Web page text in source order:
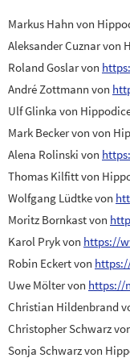
Markus Hahn von
Aleksander Cuznar von
Roland Goslar von
André Zottmann von
Ulf Glinka von
Mark Becker von von
Alena Rolinski von
Thomas Kilfitt von
Wolfgang Lüdtke von
Moritz Bornkast von
Karol Pryk von https://
Robin Eckert von
Uwe Mölter von https://
Christian Hildenbrand
Christopher Schwarz
Sonja Schwarz von